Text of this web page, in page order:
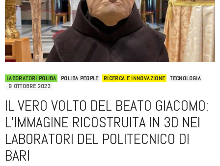
LABORATORI POLIBA POLIBA PEOPLE RICERCA E INNOVAZIONE
TECNOLOGIA
9 OTTOBRE 2023
IL VERO VOLTO DEL BEATO GIACOMO:
L’IMMAGINE RICOSTRUITA IN 3D NEI
LABORATORI DEL POLITECNICO DI
BARI